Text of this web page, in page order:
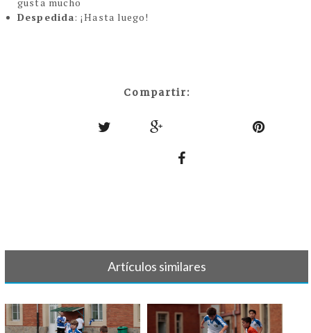
Despedida: ¡Hasta luego!
Compartir:
Artículos similares